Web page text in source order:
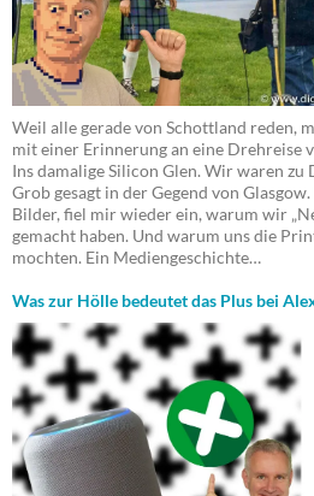
Weil alle gerade von Schottland reden,
mit einer Erinnerung an eine Drehreise
Ins damalige Silicon Glen. Wir waren
Grob gesagt in der Gegend von
Bilder, fiel mir wieder ein, warum wir
gemacht haben. Und warum uns die
mochten. Ein Mediengeschichte…
Was zur Hölle bedeutet das Plus bei